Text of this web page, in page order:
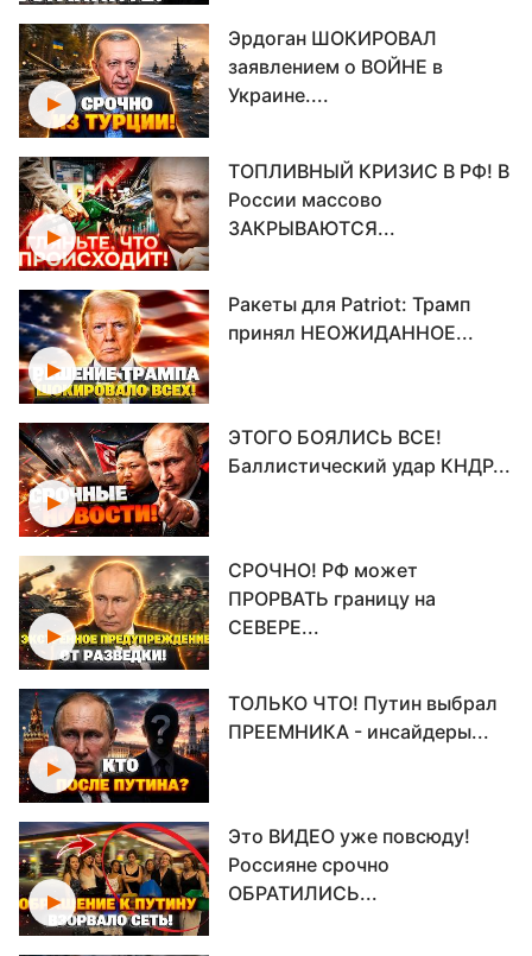
Эрдоган ШОКИРОВАЛ
заявлением о ВОЙНЕ в
Украине....
ТОПЛИВНЫЙ КРИЗИС В РФ! В
России массово
ЗАКРЫВАЮТСЯ...
Ракеты для Patriot: Трамп
принял НЕОЖИДАННОЕ...
ЭТОГО БОЯЛИСЬ ВСЕ!
Баллистический удар КНДР...
СРОЧНО! РФ может
ПРОРВАТЬ границу на
СЕВЕРЕ...
ТОЛЬКО ЧТО! Путин выбрал
ПРЕЕМНИКА - инсайдеры...
Это ВИДЕО уже повсюду!
Россияне срочно
ОБРАТИЛИСЬ...